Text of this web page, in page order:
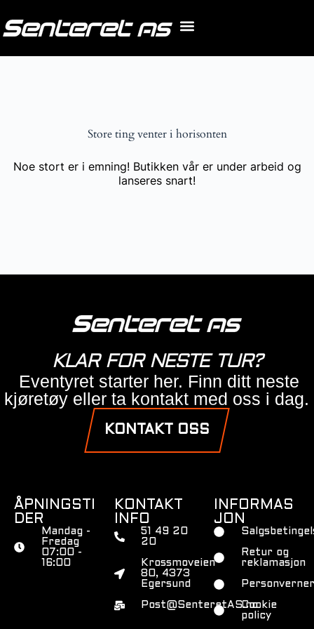
Store ting venter i horisonten
Noe stort er i emning! Butikken vår er under arbeid og
lanseres snart!
KLAR FOR NESTE TUR?
Eventyret starter her. Finn ditt neste
kjøretøy eller ta kontakt med oss i dag.
KONTAKT OSS
ÅPNINGSTI
DER
Mandag -
Fredag
07:00 -
16:00
KONTAKT
INFO
51 49 20
20
Krossmoveien
80, 4373
Egersund
Post@SenteretAS.no
INFORMAS
JON
Retur og
reklamasjon
Cookie
policy